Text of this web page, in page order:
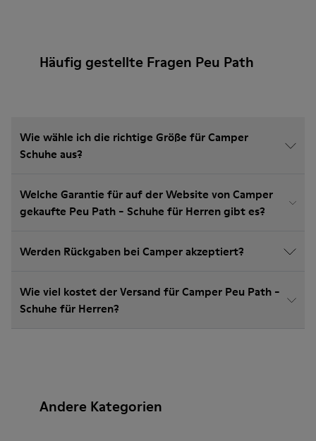
Häufig gestellte Fragen Peu Path
Wie wähle ich die richtige Größe für Camper
Schuhe aus?
Welche Garantie für auf der Website von Camper
gekaufte Peu Path - Schuhe für Herren gibt es?
Werden Rückgaben bei Camper akzeptiert?
Wie viel kostet der Versand für Camper Peu Path -
Schuhe für Herren?
Andere Kategorien